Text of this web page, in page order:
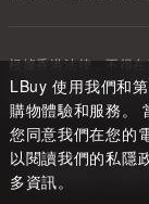
LBuy 使用我們和
購物體驗和服務。
您同意我們在您的
以閱讀我們的私隱
多資訊。
根據香港法律，不得
Under the law of
supplied to a minor
Copyright ©2026